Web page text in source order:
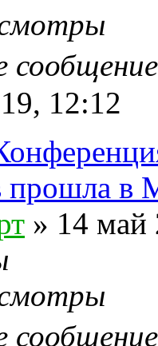
12:12
прошла в
» 14 май